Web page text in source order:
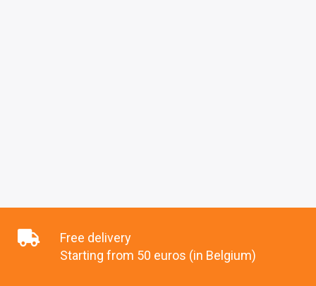
Free delivery
Starting from 50 euros (in Belgium)